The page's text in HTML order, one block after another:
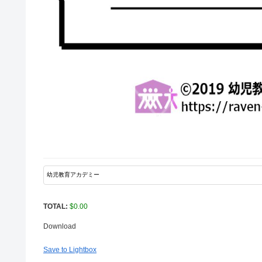
TOTAL: $0.00
Download
Save to Lightbox